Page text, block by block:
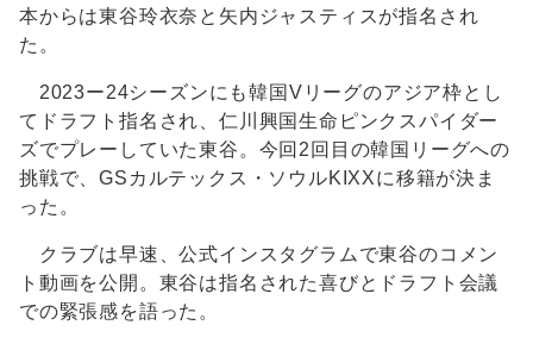
本からは東谷玲衣奈と矢内ジャスティスが指名され
た。
2023ー24シーズンにも韓国Vリーグのアジア枠とし
てドラフト指名され、仁川興国生命ピンクスパイダー
ズでプレーしていた東谷。今回2回目の韓国リーグへの
挑戦で、GSカルテックス・ソウルKIXXに移籍が決ま
った。
クラブは早速、公式インスタグラムで東谷のコメン
ト動画を公開。東谷は指名された喜びとドラフト会議
での緊張感を語った。